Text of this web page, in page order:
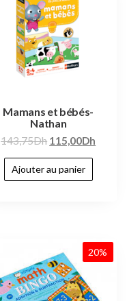
Mamans et bébés-
Nathan
143,75Dh 115,00Dh
Ajouter au panier
20%